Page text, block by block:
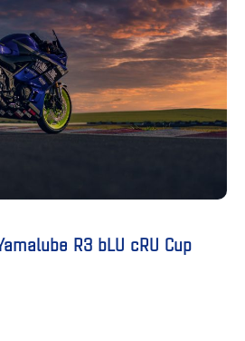
R3 bLU cRU Cup